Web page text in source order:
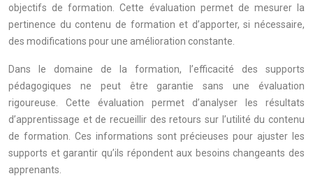
objectifs de formation. Cette évaluation permet de mesurer la
pertinence du contenu de formation et d’apporter, si nécessaire,
des modifications pour une amélioration constante.
Dans le domaine de la formation, l’efficacité des supports
pédagogiques ne peut être garantie sans une évaluation
rigoureuse. Cette évaluation permet d’analyser les résultats
d’apprentissage et de recueillir des retours sur l’utilité du contenu
de formation. Ces informations sont précieuses pour ajuster les
supports et garantir qu’ils répondent aux besoins changeants des
apprenants.